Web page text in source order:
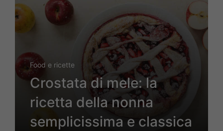
Food e ricette
Crostata di mele: la
ricetta della nonna
semplicissima e classica